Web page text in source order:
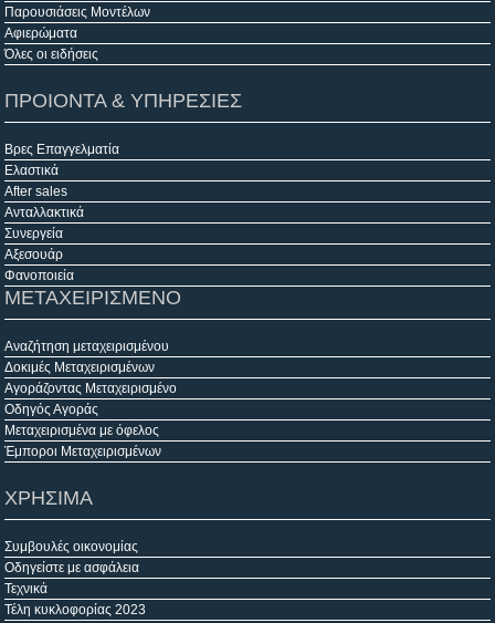
Παρουσιάσεις Μοντέλων
Αφιερώματα
Όλες οι ειδήσεις
ΠΡΟΙΟΝΤΑ & ΥΠΗΡΕΣΙΕΣ
Βρες Επαγγελματία
Ελαστικά
After sales
Ανταλλακτικά
Συνεργεία
Αξεσουάρ
Φανοποιεία
ΜΕΤΑΧΕΙΡΙΣΜΕΝΟ
Αναζήτηση μεταχειρισμένου
Δοκιμές Μεταχειρισμένων
Αγοράζοντας Μεταχειρισμένο
Οδηγός Αγοράς
Μεταχειρισμένα με όφελος
Έμποροι Μεταχειρισμένων
ΧΡΗΣΙΜΑ
Συμβουλές οικονομίας
Οδηγείστε με ασφάλεια
Τεχνικά
Τέλη κυκλοφορίας 2023